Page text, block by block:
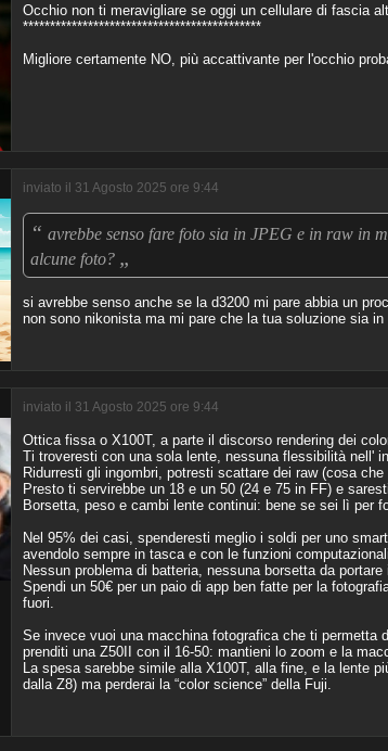
Occhio non ti meravigliare se oggi un cellulare di fascia
********************************************
Migliore certamente NO, più accattivante per l'occhio
inviato il 31 Agosto 2025 ore 9:44
“ avrebbe senso fare foto sia in JPEG e in raw in
alcune foto? „
si avrebbe senso anche se la d3200 mi pare abbia un
non sono nikonista ma mi pare che la tua soluzione sia in
inviato il 31 Agosto 2025 ore 9:44
Ottica fissa o X100T, a parte il discorso rendering dei
Ti troveresti con una sola lente, nessuna flessibilità nell'
Ridurresti gli ingombri, potresti scattare dei raw (cosa
Presto ti servirebbe un 18 e un 50 (24 e 75 in FF) e
Borsetta, peso e cambi lente continui: bene se sei lì per
Nel 95% dei casi, spenderesti meglio i soldi per uno
avendolo sempre in tasca e con le funzioni
Nessun problema di batteria, nessuna borsetta da portare
Spendi un 50€ per un paio di app ben fatte per la
fuori.
Se invece vuoi una macchina fotografica che ti permetta
prenditi una Z50II con il 16-50: mantieni lo zoom e la
La spesa sarebbe simile alla X100T, alla fine, e la lente
dalla Z8) ma perderai la “color science” della Fuji.